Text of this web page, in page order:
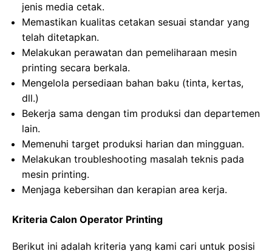
jenis media cetak.
Memastikan kualitas cetakan sesuai standar yang
telah ditetapkan.
Melakukan perawatan dan pemeliharaan mesin
printing secara berkala.
Mengelola persediaan bahan baku (tinta, kertas,
dll.)
Bekerja sama dengan tim produksi dan departemen
lain.
Memenuhi target produksi harian dan mingguan.
Melakukan troubleshooting masalah teknis pada
mesin printing.
Menjaga kebersihan dan kerapian area kerja.
Kriteria Calon Operator Printing
Berikut ini adalah kriteria yang kami cari untuk posisi